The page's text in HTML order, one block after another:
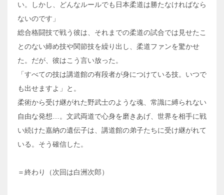
い。しかし、どんなルールでも日本柔道は勝たなければなら
ないのです」
総合格闘技で戦う彼は、それまでの柔道の試合では見せたこ
とのない締め技や関節技を繰り出し、柔道ファンを驚かせ
た。だが、彼はこう言い放った。
「すべての技は講道館の有段者が身につけている技。いつで
も出せますよ」と。
柔術から受け継がれた野武士のような魂、常識に縛られない
自由な発想…。文武両道で心身を磨きあげ、世界を相手に戦
い続けた嘉納の遺伝子は、講道館の弟子たちに受け継がれて
いる。そう確信した。
＝終わり（次回は白洲次郎）